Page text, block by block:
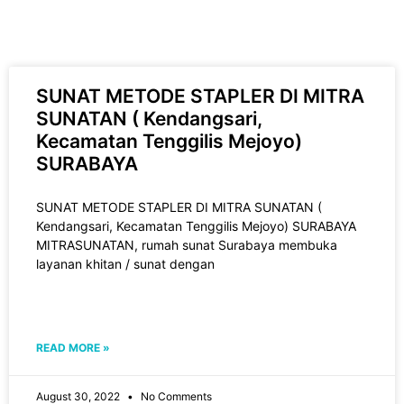
SUNAT METODE STAPLER DI MITRA
SUNATAN ( Kendangsari,
Kecamatan Tenggilis Mejoyo)
SURABAYA
SUNAT METODE STAPLER DI MITRA SUNATAN (
Kendangsari, Kecamatan Tenggilis Mejoyo) SURABAYA
MITRASUNATAN, rumah sunat Surabaya membuka
layanan khitan / sunat dengan
READ MORE »
August 30, 2022 No Comments